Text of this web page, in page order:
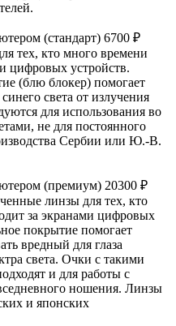
(стандарт) 6700 ₽
тех, кто много времени
цифровых устройств.
(блю блокер) помогает
света от излучения
для использования во
не для постоянного
Сербии или Ю.-В.
(премиум) 20300 ₽
линзы для тех, кто
за экранами цифровых
покрытие помогает
вредный для глаза
света. Очки с такими
и для работы с
ношения. Линзы
и японских